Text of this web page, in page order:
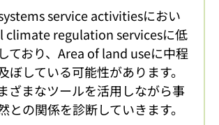
service activitiesにおい
climate regulation servicesに低
ており、Area of land useに中程
ぼしている可能性があります。
ざまなツールを活用しながら事
との関係を診断していきます。